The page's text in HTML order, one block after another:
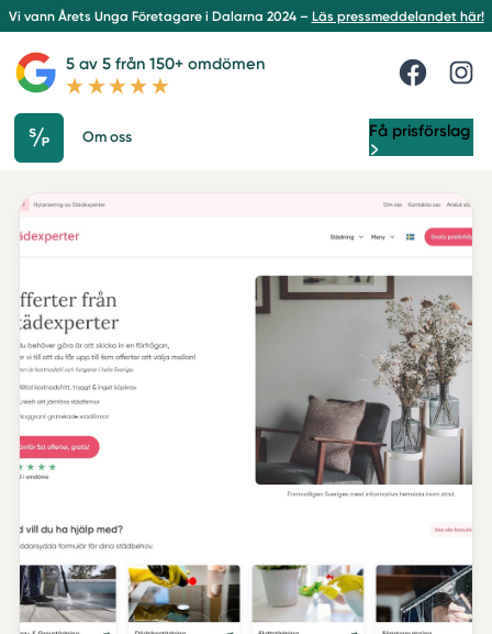
Vi vann Årets Unga Företagare i Dalarna 2024 – Läs pressmeddelandet här!
5 av 5 från 150+ omdömen
Om oss Få prisförslag